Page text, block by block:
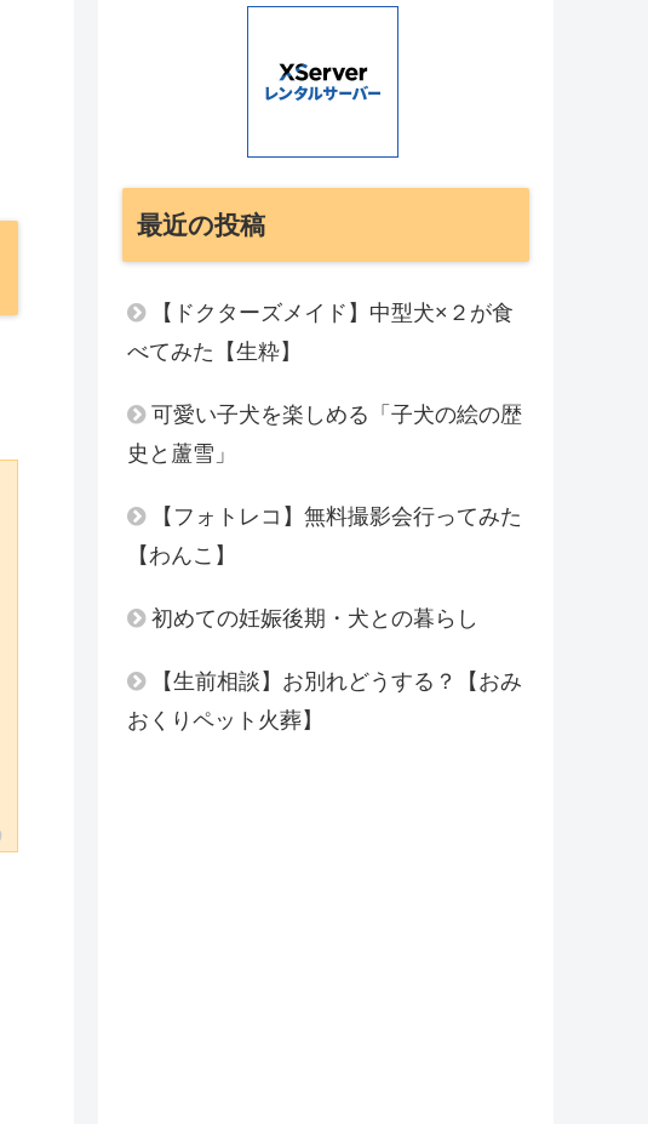
最近の投稿
【ドクターズメイド】中型犬×２が食
べてみた【生粋】
可愛い子犬を楽しめる「子犬の絵の歴
史と蘆雪」
【フォトレコ】無料撮影会行ってみた
【わんこ】
初めての妊娠後期・犬との暮らし
【生前相談】お別れどうする？【おみ
おくりペット火葬】